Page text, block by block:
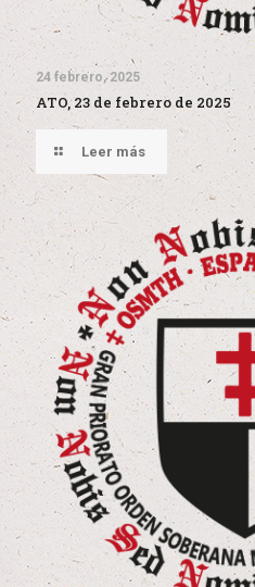
24 febrero, 2025
ATO, 23 de febrero de 2025
Leer más